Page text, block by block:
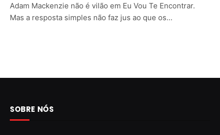
Adam Mackenzie não é vilão em Eu Vou Te Encontrar.
Mas a resposta simples não faz jus ao que os…
SOBRE NÓS